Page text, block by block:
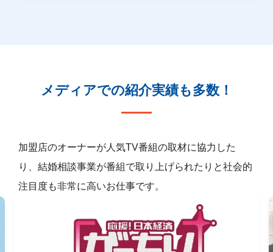
メディアでの紹介実績も多数！
加盟店のオーナーが人気TV番組の取材に協力した
り、結婚相談事業が番組で取り上げられたりと社会的
注目度も非常に高いお仕事です。